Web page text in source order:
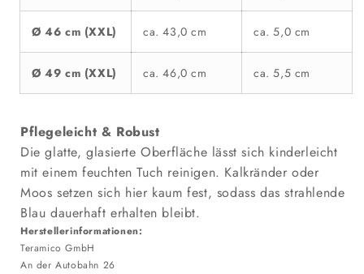
Ø 46 cm (XXL) ca. 43,0 cm ca. 5,0 cm
Ø 49 cm (XXL) ca. 46,0 cm ca. 5,5 cm
Pflegeleicht & Robust
Die glatte, glasierte Oberfläche lässt sich kinderleicht
mit einem feuchten Tuch reinigen. Kalkränder oder
Moos setzen sich hier kaum fest, sodass das strahlende
Blau dauerhaft erhalten bleibt.
Herstellerinformationen:
Teramico GmbH
An der Autobahn 26